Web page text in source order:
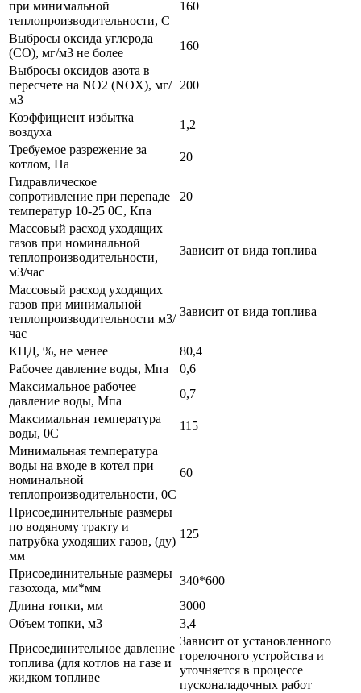
при минимальной
теплопроизводительности, С
160
Выбросы оксида углерода
(СО), мг/м3 не более
160
Выбросы оксидов азота в
пересчете на NO2 (NOX), мг/
м3
200
Коэффициент избытка
воздуха
1,2
Требуемое разрежение за
котлом, Па
20
Гидравлическое
сопротивление при перепаде
температур 10-25 0С, Кпа
20
Массовый расход уходящих
газов при номинальной
теплопроизводительности,
м3/час
Зависит от вида топлива
Массовый расход уходящих
газов при минимальной
теплопроизводительности м3/
час
Зависит от вида топлива
КПД, %, не менее
80,4
Рабочее давление воды, Мпа
0,6
Максимальное рабочее
давление воды, Мпа
0,7
Максимальная температура
воды, 0С
115
Минимальная температура
воды на входе в котел при
номинальной
теплопроизводительности, 0С
60
Присоединительные размеры
по водяному тракту и
патрубка уходящих газов, (ду)
мм
125
Присоединительные размеры
газохода, мм*мм
340*600
Длина топки, мм
3000
Объем топки, м3
3,4
Присоединительное давление
топлива (для котлов на газе и
жидком топливе
Зависит от установленного
горелочного устройства и
уточняется в процессе
пусконаладочных работ